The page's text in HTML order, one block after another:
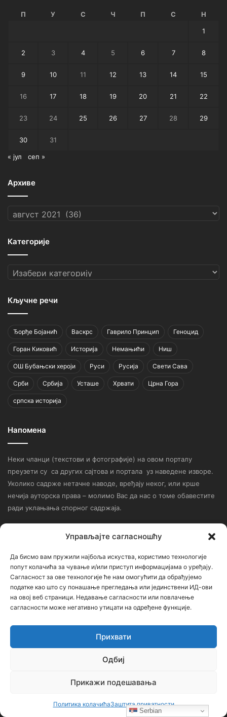
Управљајте сагласношћу
Да бисмо вам пружили најбоља искуства, користимо технологије
попут колачића за чување и/или приступ информацијама о уређају.
Сагласност за ове технологије ће нам омогућити да обрађујемо
податке као што су понашање прегледања или јединствени ИД-ови
на овој веб страници. Недавање сагласности или повлачење
сагласности може негативно утицати на одређене функције.
Прихвати
Одбиј
Прикажи подешавања
Политика колачићаЗаштита приватности
П У С Ч П С Н
1
2 3 4 5 6 7 8
9 10 11 12 13 14 15
16 17 18 19 20 21 22
23 24 25 26 27 28 29
30 31
« јул сеп »
Архиве
Категорије
Категорије
Кључне речи
Ђорђе Бојанић Васкрс Гаврило Принцип Геноцид
Горан Киковић Историја Немањићи Ниш
ОШ Бубањски хероји Руси Русија Свети Сава
Срби Србија Усташе Хрвати Црна Гора
српска историја
Напомена
Неки чланци (текстови и фотографије) на овом порталу
преузети су са других сајтова и портала уз наведене изворе.
Уколико садрже нетачне наводе, вређају неког, или крше
нечија ауторска права – молимо Вас да нас о томе обавестите
ради уклањања спорног садржаја.
Контакт
Ђорђе Бојанић, проф. историје – главни уредник
Седиште: Србија, 18000, Ниш
редакција –bojanic73@gmail.com
утицајем ни једне политичке опције или организације. Сајт није
Serbian